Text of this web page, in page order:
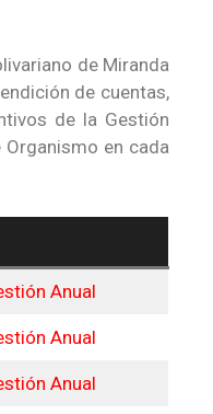
de Miranda
de cuentas,
de la Gestión
en cada
Anual
Anual
Anual